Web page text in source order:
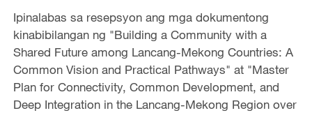
Ipinalabas sa resepsyon ang mga dokumentong
kinabibilangan ng "Building a Community with a
Shared Future among Lancang-Mekong Countries: A
Common Vision and Practical Pathways" at "Master
Plan for Connectivity, Common Development, and
Deep Integration in the Lancang-Mekong Region over